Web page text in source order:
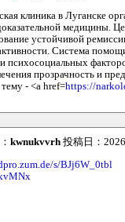
клиника в Луганске
медицины.
устойчивой
Система
психосоциальных
прозрачность и
тему - <a href=https://
kwnukvvrh 投稿日：
s/BJj6W_0tbl